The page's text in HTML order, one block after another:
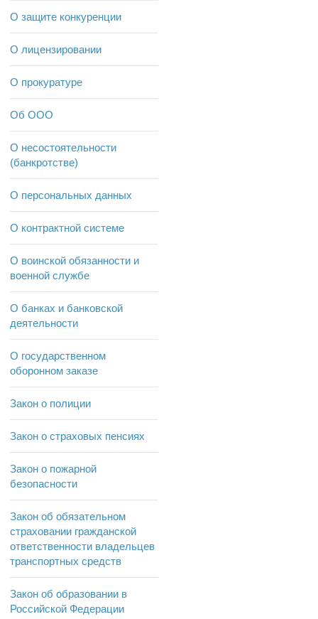
О защите конкуренции
О лицензировании
О прокуратуре
Об ООО
О несостоятельности
(банкротстве)
О персональных данных
О контрактной системе
О воинской обязанности и
военной службе
О банках и банковской
деятельности
О государственном
оборонном заказе
Закон о полиции
Закон о страховых пенсиях
Закон о пожарной
безопасности
Закон об обязательном
страховании гражданской
ответственности владельцев
транспортных средств
Закон об образовании в
Российской Федерации